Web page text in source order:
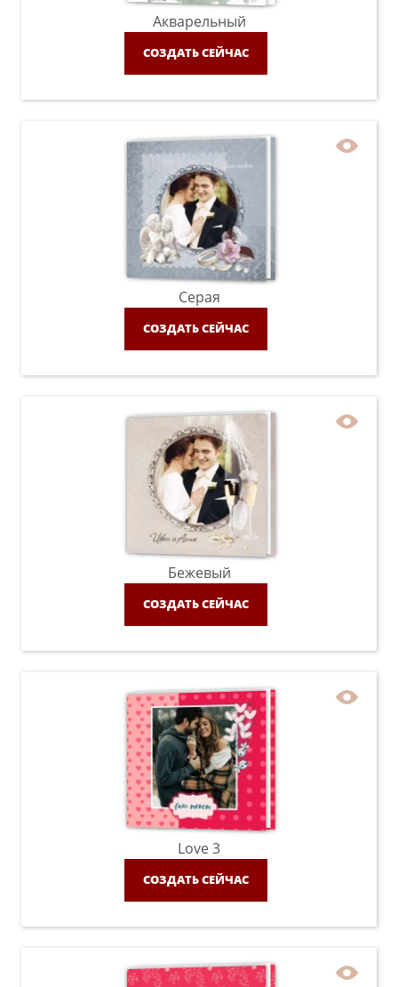
Акварельный
СОЗДАТЬ СЕЙЧАС
Серая
СОЗДАТЬ СЕЙЧАС
Бежевый
СОЗДАТЬ СЕЙЧАС
Love 3
СОЗДАТЬ СЕЙЧАС